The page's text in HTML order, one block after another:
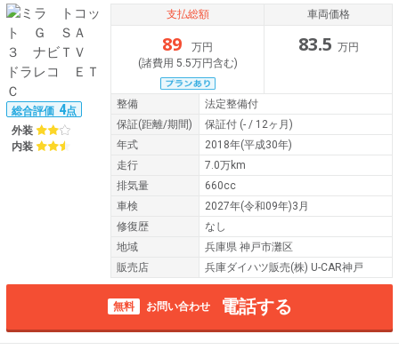
総合評価 4点
外装
内装
支払総額
89
万円
(諸費用 5.5万円含む)
車両価格
83.5 万円
整備
法定整備付
保証(距離/期間) 保証付 (- / 12ヶ月)
年式
2018年(平成30年)
走行
7.0万km
排気量
660cc
車検
2027年(令和09年)3月
修復歴
なし
地域
兵庫県 神戸市灘区
販売店
兵庫ダイハツ販売(株) U-CAR神戸
無料 お問い合わせ 電話する